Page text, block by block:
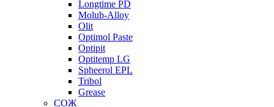
Longtime PD
Molub-Alloy
Olit
Optimol Paste
Optipit
Optitemp LG
Spheerol EPL
Tribol
Grease
СОЖ